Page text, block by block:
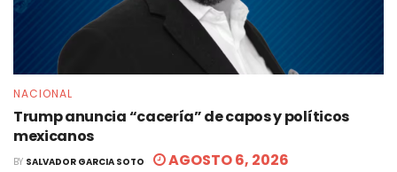
NACIONAL
Trump anuncia “cacería” de capos y políticos
mexicanos
BY SALVADOR GARCIA SOTO AGOSTO 6, 2026